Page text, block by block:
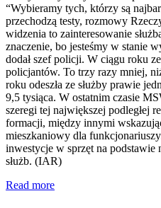
“Wybieramy tych, którzy są
przechodzą testy, rozmowy
widzenia to zainteresowanie
znaczenie, bo jesteśmy w stanie
dodał szef policji. W ciągu roku
policjantów. To trzy razy mniej,
roku odeszła ze służby prawie
9,5 tysiąca. W ostatnim czasie
szeregi tej największej podległej
formacji, między innymi
mieszkaniowy dla
inwestycje w sprzęt na podstawie
służb. (IAR)
Read more